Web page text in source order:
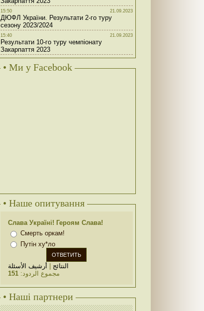
15:50 21.09.2023
ДЮФЛ України. Результати 2-го туру
сезону 2023/2024
15:40 21.09.2023
Результати 10-го туру чемпіонату
Закарпаття 2023
• Ми у Facebook
• Наше опитування
Слава Україні! Героям Слава!
Смерть оркам!
Путін ху*ло
النتائج
أرشيف الأسئلة
مجموع الردود:151
• Наші партнери